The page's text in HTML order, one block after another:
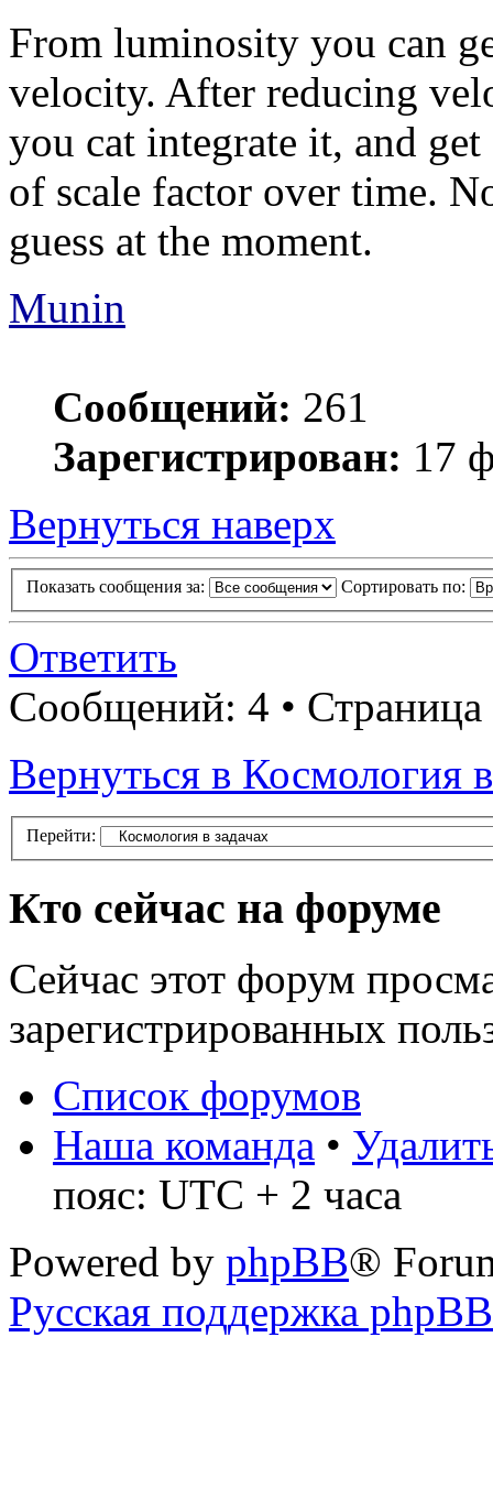
From luminosity you can
velocity. After reducing
you cat integrate it, and
of scale factor over time.
guess at the moment.
Munin
Сообщений: 261
Зарегистрирован: 17
Вернуться наверх
Показать сообщения за: Сортировать по:
Ответить
Сообщений: 4 • Страница
Вернуться в Космология
Перейти:
Кто сейчас на форуме
Сейчас этот форум
зарегистрированных
Список форумов
Наша команда •
пояс: UTC + 2 часа
Powered by phpBB®
Русская поддержка phpBB